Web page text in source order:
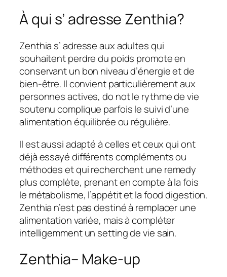
À qui s’ adresse Zenthia?
Zenthia s’ adresse aux adultes qui
souhaitent perdre du poids promote en
conservant un bon niveau d’énergie et de
bien-être. Il convient particulièrement aux
personnes actives, do not le rythme de vie
soutenu complique parfois le suivi d’une
alimentation équilibrée ou régulière.
Il est aussi adapté à celles et ceux qui ont
déjà essayé différents compléments ou
méthodes et qui recherchent une remedy
plus complète, prenant en compte à la fois
le métabolisme, l’appétit et la food digestion.
Zenthia n’est pas destiné à remplacer une
alimentation variée, mais à compléter
intelligemment un setting de vie sain.
Zenthia– Make-up